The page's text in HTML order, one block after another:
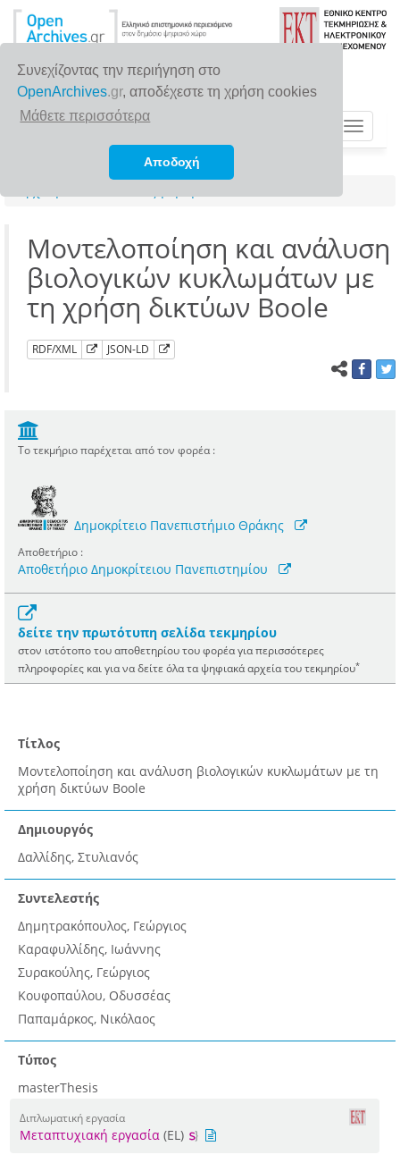
Συνεχίζοντας την περιήγηση στο
OpenArchives.gr, αποδέχεστε τη χρήση cookies
Μάθετε περισσότερα
Αποδοχή
Toggle
Μοντελοποίηση και ανάλυση
βιολογικών κυκλωμάτων με
τη χρήση δικτύων Boole
RDF/XML JSON-LD
Το τεκμήριο παρέχεται από τον φορέα :
Δημοκρίτειο Πανεπιστήμιο Θράκης
Αποθετήριο :
Αποθετήριο Δημοκρίτειου Πανεπιστημίου
δείτε την πρωτότυπη σελίδα τεκμηρίου
στον ιστότοπο του αποθετηρίου του φορέα για περισσότερες
πληροφορίες και για να δείτε όλα τα ψηφιακά αρχεία του τεκμηρίου*
Τίτλος
Μοντελοποίηση και ανάλυση βιολογικών κυκλωμάτων με τη
χρήση δικτύων Boole
Δημιουργός
Δαλλίδης, Στυλιανός
Συντελεστής
Δημητρακόπουλος, Γεώργιος
Καραφυλλίδης, Ιωάννης
Συρακούλης, Γεώργιος
Κουφοπαύλου, Οδυσσέας
Παπαμάρκος, Νικόλαος
Τύπος
masterThesis
Διπλωματική εργασία
Μεταπτυχιακή εργασία (EL)